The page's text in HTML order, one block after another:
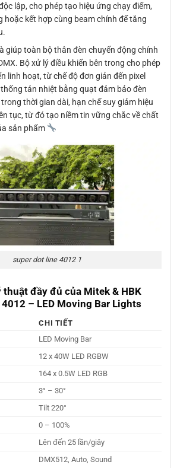
lập, cho phép tạo hiệu ứng chạy điểm,
hoặc kết hợp cùng beam chính để tăng
giúp toàn bộ thân đèn chuyển động chính
Bộ xử lý điều khiển bên trong cho phép
linh hoạt, từ chế độ đơn giản đến pixel
tản nhiệt bằng quạt đảm bảo đèn
thời gian dài, hạn chế suy giảm hiệu
tục, từ đó tạo niềm tin vững chắc về chất
sản phẩm
super dot line 4012 1
thuật đầy đủ của Mitek & HBK
– LED Moving Bar Lights
CHI TIẾT
LED Moving Bar
12 x 40W LED RGBW
164 x 0.5W LED RGB
3° – 30°
Tilt 220°
0 – 100%
Lên đến 25 lần/giây
DMX512, Auto, Sound